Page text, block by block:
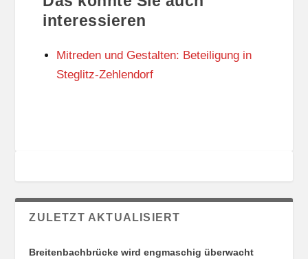
T
U
N
S
O
O
R
N
interessieren
Mitreden und Gestalten: Beteiligung in
Steglitz-Zehlendorf
ZULETZT AKTUALISIERT
Breitenbachbrücke wird engmaschig überwacht